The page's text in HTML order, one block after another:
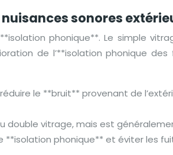
sonores
phonique**. Le simple
de l’**isolation phonique
le **bruit** provenant de
vitrage, mais est
**isolation phonique** et éviter les